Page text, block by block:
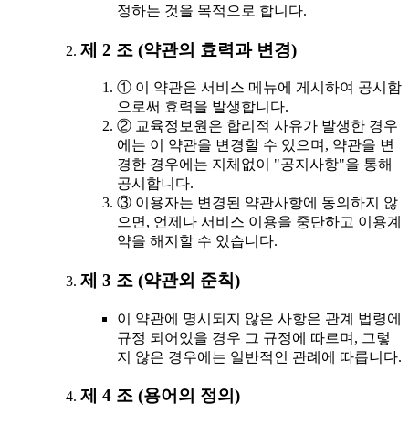
정하는 것을 목적으로 합니다.
제 2 조 (약관의 효력과 변경)
① 이 약관은 서비스 메뉴에 게시하여 공시함
으로써 효력을 발생합니다.
② 교육정보원은 합리적 사유가 발생한 경우
에는 이 약관을 변경할 수 있으며, 약관을 변
경한 경우에는 지체없이 "공지사항"을 통해
공시합니다.
③ 이용자는 변경된 약관사항에 동의하지 않
으면, 언제나 서비스 이용을 중단하고 이용계
약을 해지할 수 있습니다.
제 3 조 (약관외 준칙)
이 약관에 명시되지 않은 사항은 관계 법령에
규정 되어있을 경우 그 규정에 따르며, 그렇
지 않은 경우에는 일반적인 관례에 따릅니다.
제 4 조 (용어의 정의)